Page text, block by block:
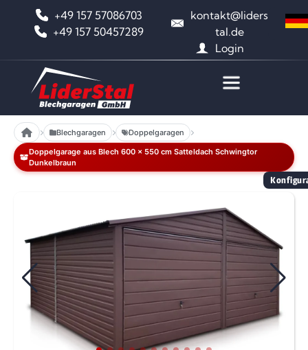
+49 157 57086703
+49 157 50457289
kontakt@liders
tal.de
Login
Blechgaragen
Doppelgaragen
Doppelgarage aus Blech 600 x 550 cm Satteldach Schwingtor
Dunkelbraun